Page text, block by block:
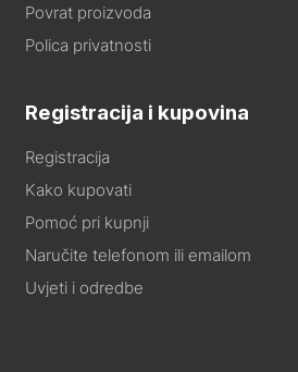
Povrat proizvoda
Polica privatnosti
Registracija i kupovina
Registracija
Kako kupovati
Pomoć pri kupnji
Naručite telefonom ili emailom
Uvjeti i odredbe